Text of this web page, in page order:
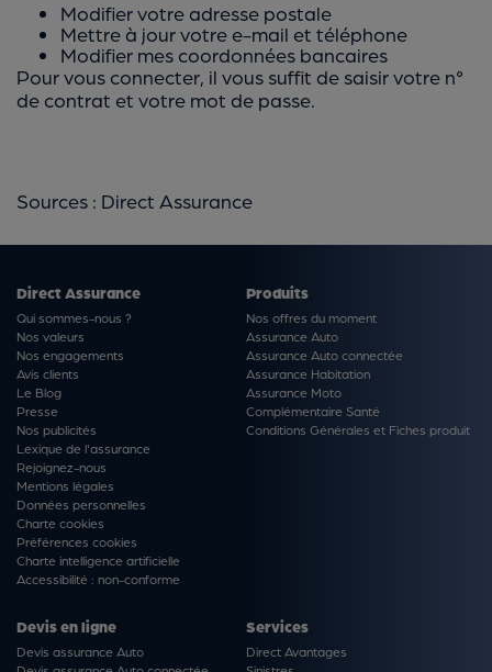
Modifier votre adresse postale
Mettre à jour votre e-mail et téléphone
Modifier mes coordonnées bancaires
Pour vous connecter, il vous suffit de saisir votre n°
de contrat et votre mot de passe.
Sources : Direct Assurance
Direct Assurance
Qui sommes-nous ?
Nos valeurs
Nos engagements
Avis clients
Le Blog
Presse
Nos publicités
Lexique de l'assurance
Rejoignez-nous
Mentions légales
Données personnelles
Charte cookies
Préférences cookies
Charte intelligence artificielle
Accessibilité : non-conforme
Produits
Nos offres du moment
Assurance Auto
Assurance Auto connectée
Assurance Habitation
Assurance Moto
Complémentaire Santé
Conditions Générales et Fiches produit
Devis en ligne
Devis assurance Auto
Services
Direct Avantages